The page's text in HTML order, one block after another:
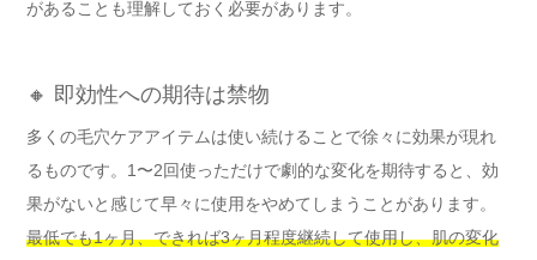
があることも理解しておく必要があります。
🔸 即効性への期待は禁物
多くの毛穴ケアアイテムは使い続けることで徐々に効果が現れ
るものです。1〜2回使っただけで劇的な変化を期待すると、効
果がないと感じて早々に使用をやめてしまうことがあります。
最低でも1ヶ月、できれば3ヶ月程度継続して使用し、肌の変化